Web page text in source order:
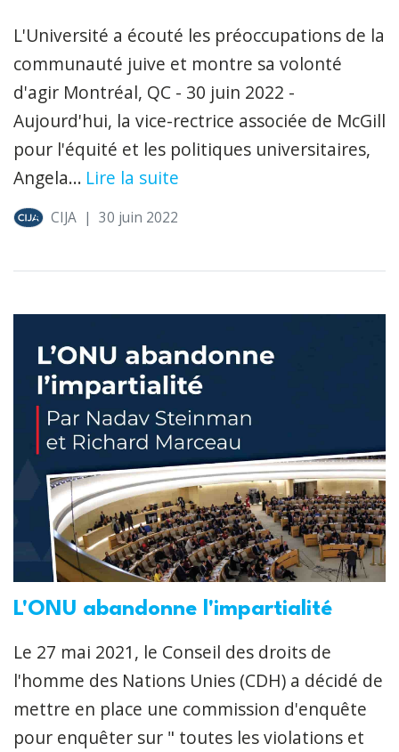
L'Université a écouté les préoccupations de la
communauté juive et montre sa volonté
d'agir Montréal, QC - 30 juin 2022 -
Aujourd'hui, la vice-rectrice associée de McGill
pour l'équité et les politiques universitaires,
Angela... Lire la suite
CIJA | 30 juin 2022
L'ONU abandonne l'impartialité
Le 27 mai 2021, le Conseil des droits de
l'homme des Nations Unies (CDH) a décidé de
mettre en place une commission d'enquête
pour enquêter sur " toutes les violations et